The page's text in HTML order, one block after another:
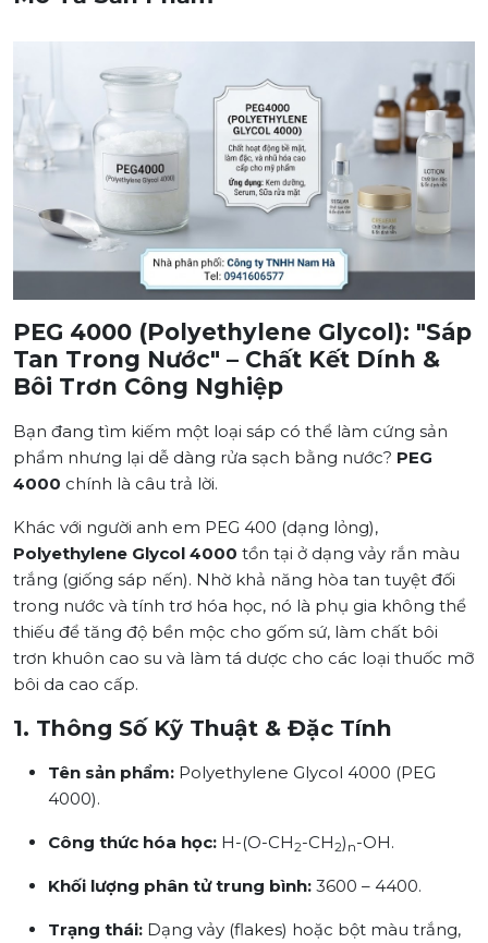
PEG 4000 (Polyethylene Glycol): "Sáp
Tan Trong Nước" – Chất Kết Dính &
Bôi Trơn Công Nghiệp
Bạn đang tìm kiếm một loại sáp có thể làm cứng sản
phẩm nhưng lại dễ dàng rửa sạch bằng nước? PEG
4000 chính là câu trả lời.
Khác với người anh em PEG 400 (dạng lỏng),
Polyethylene Glycol 4000 tồn tại ở dạng vảy rắn màu
trắng (giống sáp nến). Nhờ khả năng hòa tan tuyệt đối
trong nước và tính trơ hóa học, nó là phụ gia không thể
thiếu để tăng độ bền mộc cho gốm sứ, làm chất bôi
trơn khuôn cao su và làm tá dược cho các loại thuốc mỡ
bôi da cao cấp.
1. Thông Số Kỹ Thuật & Đặc Tính
Tên sản phẩm: Polyethylene Glycol 4000 (PEG
4000).
Công thức hóa học: H-(O-CH2-CH2) n-OH.
Khối lượng phân tử trung bình: 3600 – 4400.
Trạng thái: Dạng vảy (flakes) hoặc bột màu trắng,